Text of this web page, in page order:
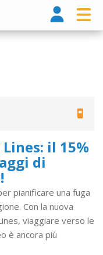
il 15%
di
pianificare una fuga
Con la nuova
viaggiare verso le
è ancora più